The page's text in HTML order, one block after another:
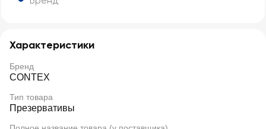
Характеристики
Бренд
CONTEX
Тип товара
Презервативы